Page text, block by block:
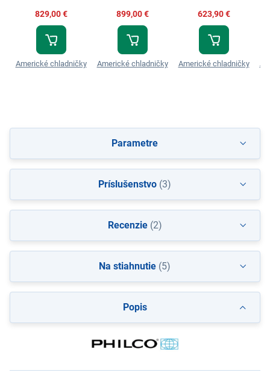
829,00 €
Americké chladničky
899,00 €
Americké chladničky
623,90 €
Americké chladničky
Popis
Parametre
Príslušenstvo (3)
Recenzie(2)
Na stiahnutie (5)